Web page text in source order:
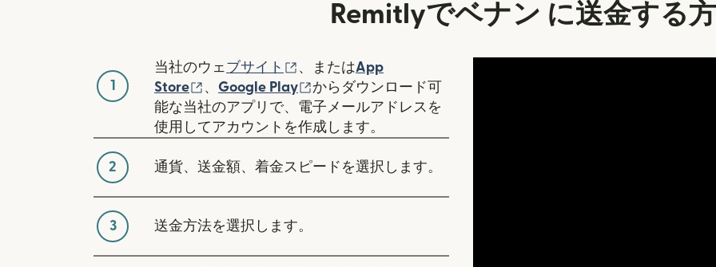
Remitlyでベナン に送金する
1
当社のウェ ブサイト （別ウィンドウで開きます）
、またはApp
Store
（別ウィンドウで開きます）
、 Google Play （別ウィンドウで開きます）
からダウンロード可
能な当社のアプリで、電子メールアドレスを
使用してアカウントを作成します。
2 通貨、送金額、着金スピードを選択します。
3 送金方法を選択します。